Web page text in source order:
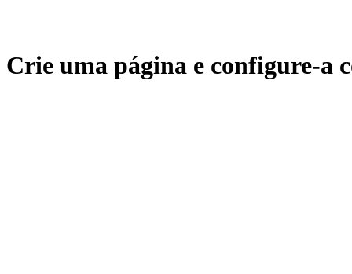
Crie uma página e configure-a